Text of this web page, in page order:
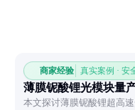
商家经验 真实案例 · 安
薄膜铌酸锂光模块量
本文探讨薄膜铌酸锂超高